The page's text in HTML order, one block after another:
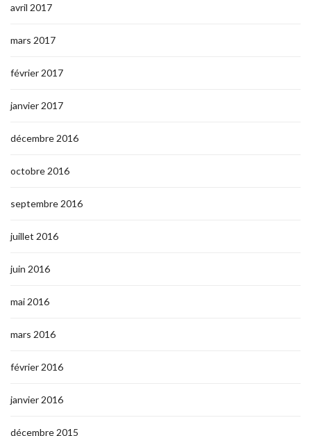
avril 2017
mars 2017
février 2017
janvier 2017
décembre 2016
octobre 2016
septembre 2016
juillet 2016
juin 2016
mai 2016
mars 2016
février 2016
janvier 2016
décembre 2015